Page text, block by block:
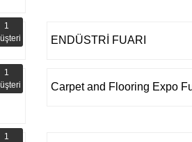
1
ENDÜSTRİ FUARI
1
Carpet and Flooring Expo
1